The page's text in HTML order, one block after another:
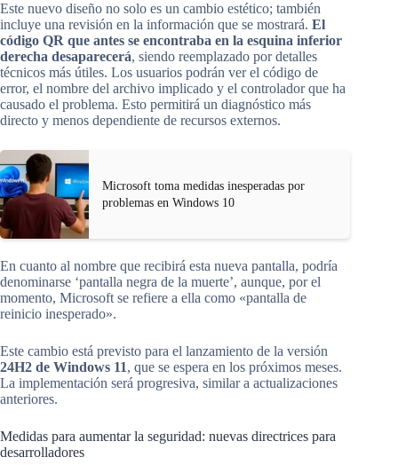
Este nuevo diseño no solo es un cambio estético; también
incluye una revisión en la información que se mostrará. El
código QR que antes se encontraba en la esquina inferior
derecha desaparecerá, siendo reemplazado por detalles
técnicos más útiles. Los usuarios podrán ver el código de
error, el nombre del archivo implicado y el controlador que ha
causado el problema. Esto permitirá un diagnóstico más
directo y menos dependiente de recursos externos.
Microsoft toma medidas inesperadas por
problemas en Windows 10
En cuanto al nombre que recibirá esta nueva pantalla, podría
denominarse ‘pantalla negra de la muerte’, aunque, por el
momento, Microsoft se refiere a ella como «pantalla de
reinicio inesperado».
Este cambio está previsto para el lanzamiento de la versión
24H2 de Windows 11, que se espera en los próximos meses.
La implementación será progresiva, similar a actualizaciones
anteriores.
Medidas para aumentar la seguridad: nuevas directrices para
desarrolladores